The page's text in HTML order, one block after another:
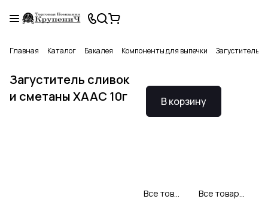
Главная Каталог Бакалея Компоненты для выпечки Загуститель
Загуститель сливок
и сметаны ХААС 10г
В корзину
Все товары Haas Все товары категории